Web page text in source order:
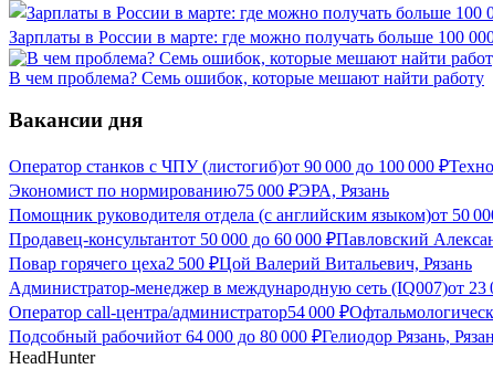
Зарплаты в России в марте: где можно получать больше 100
В чем проблема? Семь ошибок, которые мешают найти работу
Вакансии дня
Оператор станков с ЧПУ (листогиб)от 90 000 до 100 000 ₽
Экономист по нормированию75 000 ₽ЭРА, Рязань
Помощник руководителя отдела (с английским языком)от 50
Продавец-консультантот 50 000 до 60 000 ₽Павловский
Повар горячего цеха2 500 ₽Цой Валерий Витальевич, Рязань
Администратор-менеджер в международную сеть (IQ007)от 23
Оператор call-центра/администратор54 000 ₽
Подсобный рабочийот 64 000 до 80 000 ₽Гелиодор Рязань,
HeadHunter